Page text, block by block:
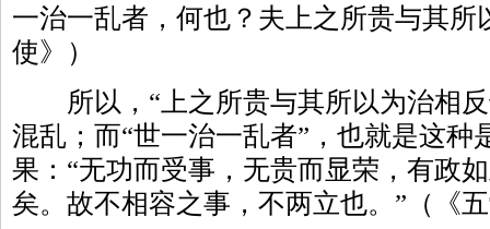
一治一乱者，何也？夫上之所贵与其所
使》）
所以，“上之所贵与其所以为治相反
混乱；而“世一治一乱者”，也就是这种
果：“无功而受事，无贵而显荣，有政
矣。故不相容之事，不两立也。”（《